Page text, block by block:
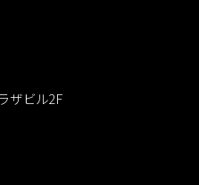
ザビル2F